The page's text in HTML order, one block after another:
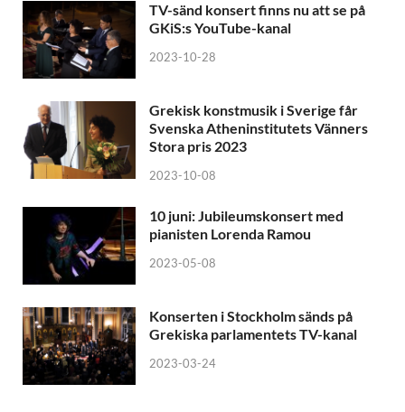
TV-sänd konsert finns nu att se på
GKiS:s YouTube-kanal
2023-10-28
Grekisk konstmusik i Sverige får
Svenska Atheninstitutets Vänners
Stora pris 2023
2023-10-08
10 juni: Jubileumskonsert med
pianisten Lorenda Ramou
2023-05-08
Konserten i Stockholm sänds på
Grekiska parlamentets TV-kanal
2023-03-24